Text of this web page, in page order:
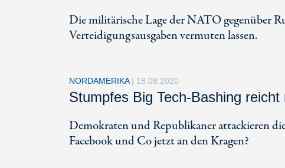
Die militärische Lage der NATO gegenüber
Verteidigungsausgaben vermuten lassen.
NORDAMERIKA | 18.08.2020
Stumpfes Big Tech-Bashing reicht
Demokraten und Republikaner attackieren
Facebook und Co jetzt an den Kragen?